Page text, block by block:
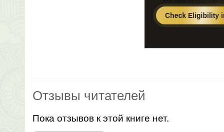
Отзывы читателей
Пока отзывов к этой книге нет.